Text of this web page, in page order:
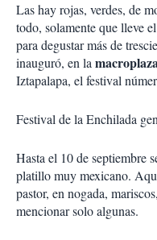
Las hay rojas, verdes, de
todo, solamente que lleve
para degustar más de
inauguró, en la
Iztapalapa, el festival
Festival de la Enchilada
Hasta el 10 de septiembre
platillo muy mexicano.
pastor, en nogada,
mencionar solo algunas.